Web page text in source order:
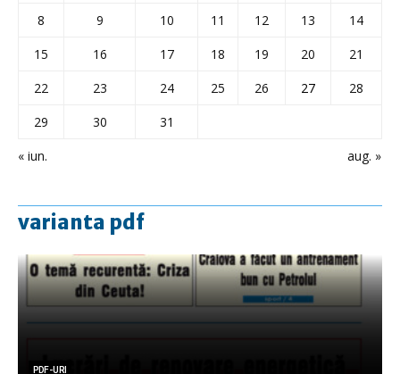
« iun. aug. »
8
9 10 11 12 13
14
15
16 17 18 19 20
21
22
23 24 25 26 27
28
29
30 31
varianta pdf
PDF-URI
PDF-URI
PDF-URI
PDF-URI
PDF-URI